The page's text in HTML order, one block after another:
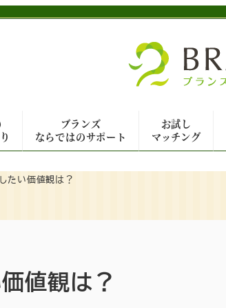
ブランズ
ならではのサポート
お試し
マッチング
たい価値観は？
値観は？